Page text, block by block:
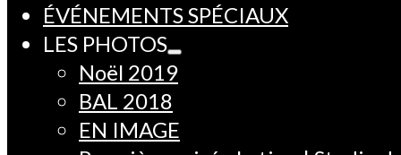
ÉVÉNEMENTS SPÉCIAUX
LES PHOTOS
Noël 2019
BAL 2018
EN IMAGE